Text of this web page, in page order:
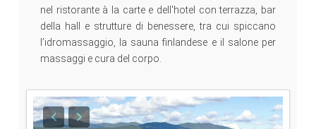
nel ristorante à la carte e dell'hotel con terrazza, bar
della hall e strutture di benessere, tra cui spiccano
l’idromassaggio, la sauna finlandese e il salone per
massaggi e cura del corpo.